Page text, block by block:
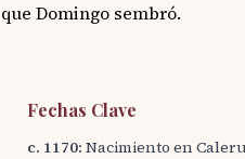
que Domingo sembró.
Fechas Clave
c. 1170: Nacimiento en